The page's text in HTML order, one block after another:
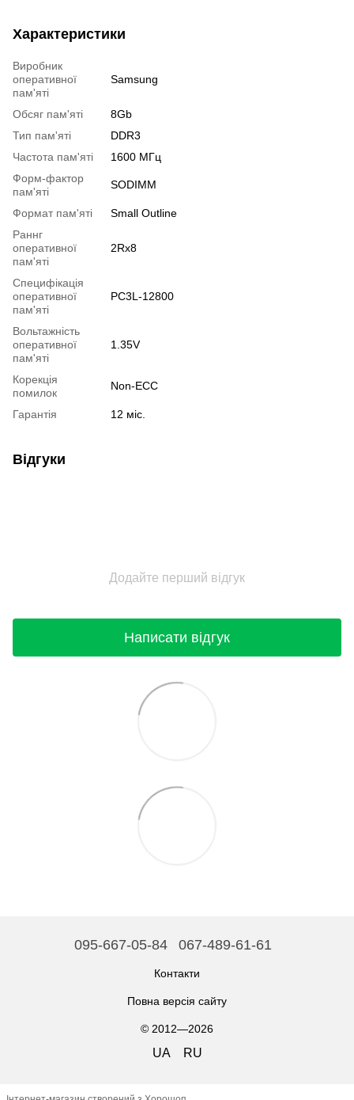
Характеристики
Виробник
оперативної
пам'яті
Samsung
Обсяг пам'яті
8Gb
Тип пам'яті
DDR3
Частота пам'яті
1600 МГц
Форм-фактор
пам'яті
SODIMM
Формат пам'яті
Small Outline
Раннг
оперативної
пам'яті
2Rx8
Специфікація
оперативної
пам'яті
PC3L-12800
Вольтажність
оперативної
пам'яті
1.35V
Корекція
помилок
Non-ECC
Гарантія 12 міс.
Відгуки
Додайте перший відгук
Написати відгук
095-667-05-84 067-489-61-61
Контакти
Повна версія сайту
© 2012—2026
UA RU